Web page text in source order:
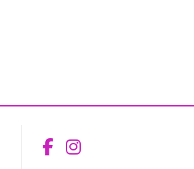
Aceder ao
Aceder ao